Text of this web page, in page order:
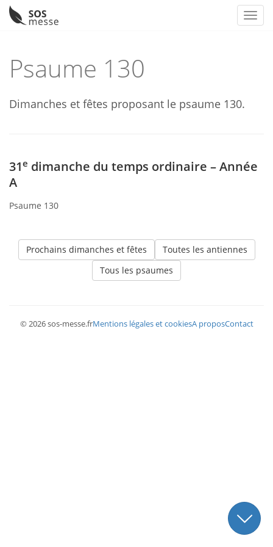
contentPsaume 130
Dimanches et fêtes proposant le psaume 130.
31e dimanche du temps ordinaire – Année
A
Psaume 130
Prochains dimanches et fêtes
Toutes les antiennes
Tous les psaumes

© 2026 sos-messe.frMentions légales et cookiesA proposContact